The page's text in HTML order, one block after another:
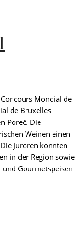
Mondial de
de Bruxelles
Poreč. Die
Weinen einen
Juroren konnten
in der Region sowie
Gourmetspeisen